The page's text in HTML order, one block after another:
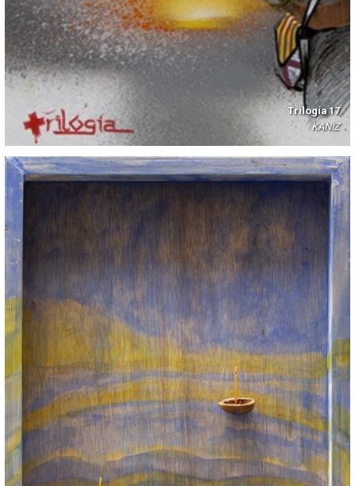
Trilogía 17
KANIZ